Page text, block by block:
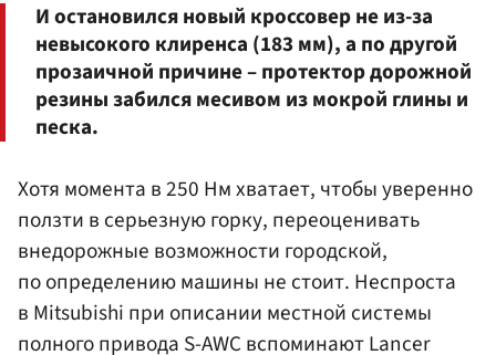
И остановился новый кроссовер не из-за
невысокого клиренса (183 мм), а по другой
прозаичной причине – протектор дорожной
резины забился месивом из мокрой глины и
песка.
Хотя момента в 250 Нм хватает, чтобы уверенно
ползти в серьезную горку, переоценивать
внедорожные возможности городской,
по определению машины не стоит. Неспроста
в Mitsubishi при описании местной системы
полного привода S-AWC вспоминают Lancer